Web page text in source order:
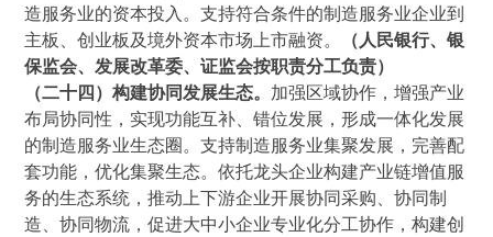
造服务业的资本投入。支持符合条件的制造服务业企业到
主板、创业板及境外资本市场上市融资。
（人民银行、银
保监会、发展改革委、证监会按职责分工负责）
（二十四）构建协同发展生态。 加强区域协作，增强产业
布局协同性，实现功能互补、错位发展，形成一体化发展
的制造服务业生态圈。支持制造服务业集聚发展，完善配
套功能，优化集聚生态。依托龙头企业构建产业链增值服
务的生态系统，推动上下游企业开展协同采购、协同制
造、协同物流，促进大中小企业专业化分工协作，构建创